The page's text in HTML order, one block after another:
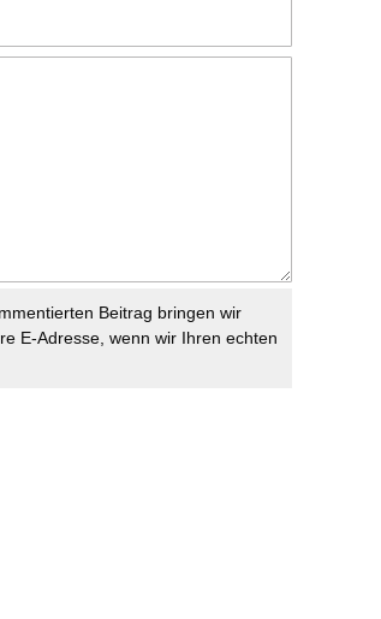
Beitrag bringen wir
E-Adresse, wenn wir Ihren echten